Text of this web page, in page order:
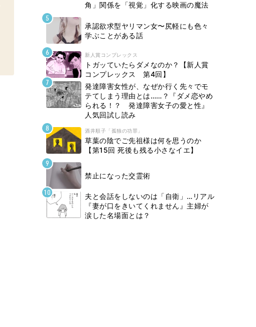
角」関係を「視覚」化する映画の魔法
承認欲求型ヤリマン女〜尻軽にも色々
学ぶことがある話
新人賞コンプレックス
トガッていたらダメなのか？【新人賞
コンプレックス 第4回】
発達障害女性が、なぜか行く先々でモ
テてしまう理由とは……？『ダメ恋やめ
られる！？ 発達障害女子の愛と性』
人気回試し読み
酒井順子「孤独の功罪」
草葉の陰でご先祖様は何を思うのか
【第15回 死後も残る小さなイエ】
禁止になった交霊術
夫と会話をしないのは「自衛」…リアル
『妻が口をきいてくれません』主婦が
涙した名場面とは？